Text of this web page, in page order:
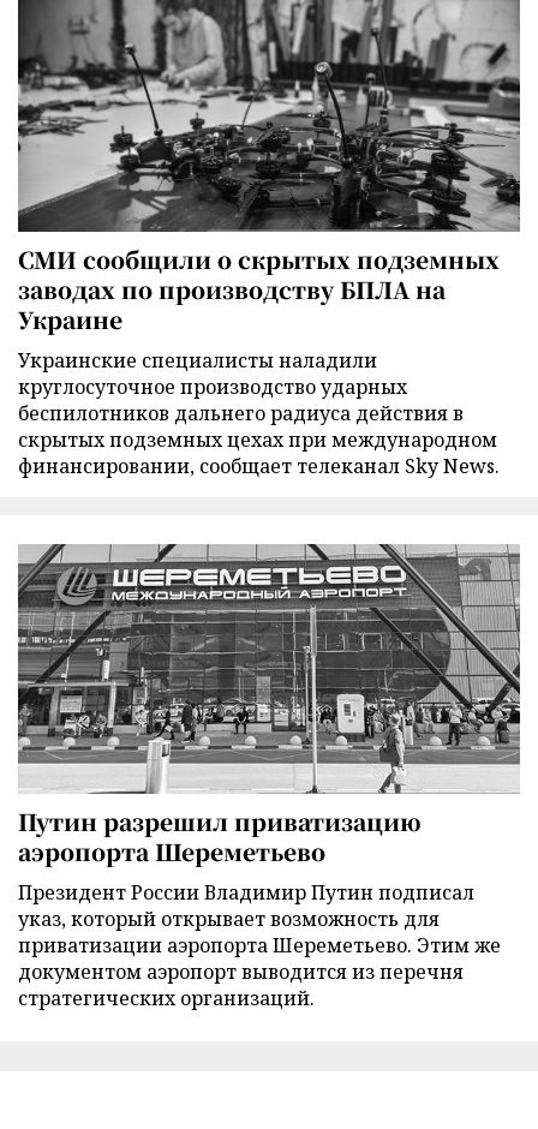
СМИ сообщили о скрытых подземных
заводах по производству БПЛА на
Украине
Украинские специалисты наладили
круглосуточное производство ударных
беспилотников дальнего радиуса действия в
скрытых подземных цехах при международном
финансировании, сообщает телеканал Sky News.
Путин разрешил приватизацию
аэропорта Шереметьево
Президент России Владимир Путин подписал
указ, который открывает возможность для
приватизации аэропорта Шереметьево. Этим же
документом аэропорт выводится из перечня
стратегических организаций.